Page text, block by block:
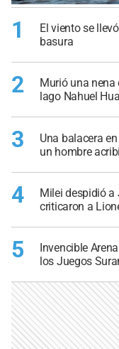
1
El viento se
basura
2
Murió una nena
lago Nahuel
3
Una balacera
un hombre
4
Milei despidió a
criticaron a
5
Invencible
los Juegos